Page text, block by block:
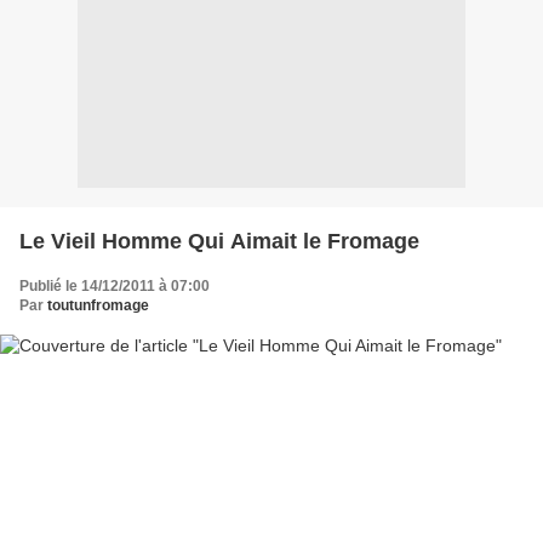
Le Vieil Homme Qui Aimait le Fromage
Publié le 14/12/2011 à 07:00
Par toutunfromage